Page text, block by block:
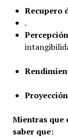
Recupero
.
Mientras que
saber que: